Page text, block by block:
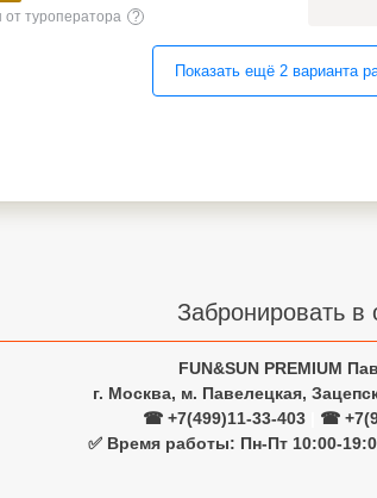
туроператора
?
Показать ещё 2 варианта
Забронировать в
FUN&SUN PREMIUM
г. Москва, м. Павелецкая,
☎ +7(499)11-33-403
☎
✅ Время работы: Пн-Пт 10:00-